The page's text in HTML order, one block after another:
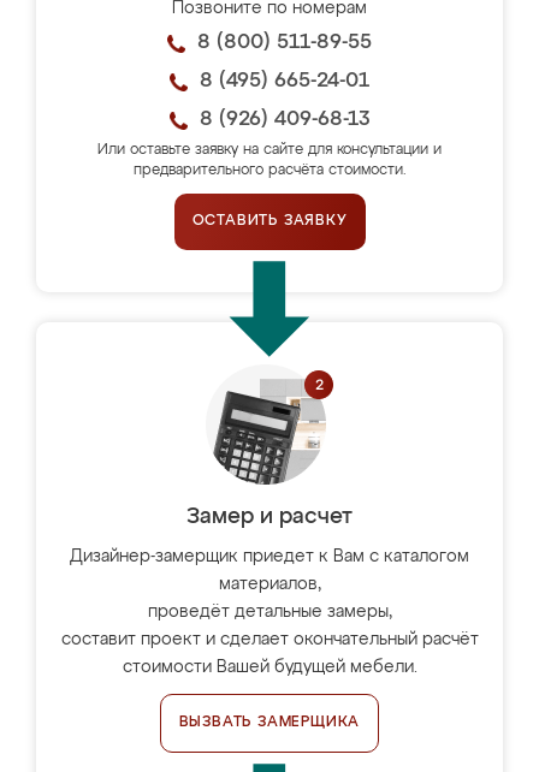
Позвоните по номерам
8 (800) 511-89-55
8 (495) 665-24-01
8 (926) 409-68-13
Или оставьте заявку на сайте для консультации и
предварительного расчёта стоимости.
ОСТАВИТЬ ЗАЯВКУ
Замер и расчет
Дизайнер-замерщик приедет к Вам с каталогом
материалов,
проведёт детальные замеры,
составит проект и сделает окончательный расчёт
стоимости Вашей будущей мебели.
ВЫЗВАТЬ ЗАМЕРЩИКА